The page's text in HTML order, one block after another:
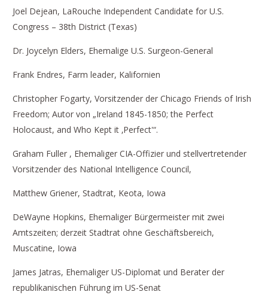
Joel Dejean, LaRouche Independent Candidate for U.S.
Congress – 38th District (Texas)
Dr. Joycelyn Elders, Ehemalige U.S. Surgeon-General
Frank Endres, Farm leader, Kalifornien
Christopher Fogarty, Vorsitzender der Chicago Friends of Irish
Freedom; Autor von „Ireland 1845-1850; the Perfect
Holocaust, and Who Kept it ‚Perfect'“.
Graham Fuller , Ehemaliger CIA-Offizier und stellvertretender
Vorsitzender des National Intelligence Council,
Matthew Griener, Stadtrat, Keota, Iowa
DeWayne Hopkins, Ehemaliger Bürgermeister mit zwei
Amtszeiten; derzeit Stadtrat ohne Geschäftsbereich,
Muscatine, Iowa
James Jatras, Ehemaliger US-Diplomat und Berater der
republikanischen Führung im US-Senat